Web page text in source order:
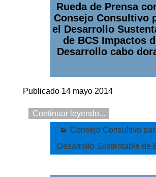
Rueda de Prensa
Consejo Consultivo
el Desarrollo
de BCS Impactos
Desarrollo cabo
Publicado 14 mayo 2014
Continuar leyendo...
Consejo Consultivo
Desarrollo Sustentable de